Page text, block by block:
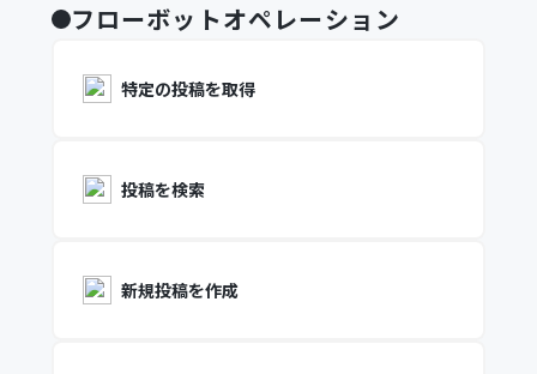
フローボットオペレーション
特定の投稿を取得
投稿を検索
新規投稿を作成